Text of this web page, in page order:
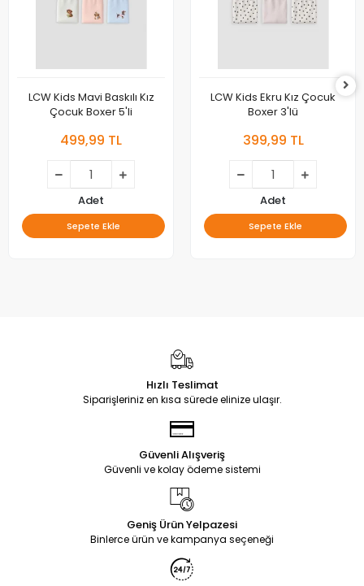
LCW Kids Mavi Baskılı Kız
Çocuk Boxer 5'li
499,99 TL
Adet
Sepete Ekle
LCW Kids Ekru Kız Çocuk
Boxer 3'lü
399,99 TL
Adet
Sepete Ekle
Hızlı Teslimat
Siparişleriniz en kısa sürede elinize ulaşır.
Güvenli Alışveriş
Güvenli ve kolay ödeme sistemi
Geniş Ürün Yelpazesi
Binlerce ürün ve kampanya seçeneği